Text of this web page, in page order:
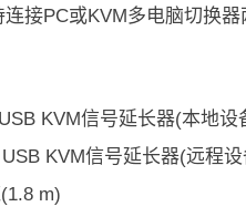
接PC或KVM多电脑切换器
KVM信号延长器(本地设
KVM信号延长器(远程设
m)